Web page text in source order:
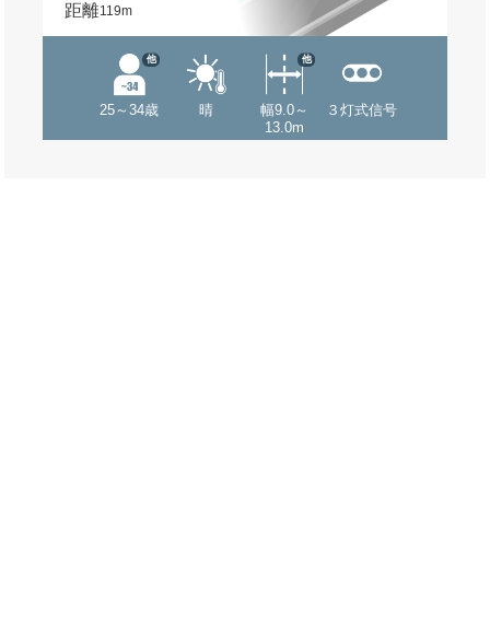
距離119m
25～34歳
他
晴
幅9.0～
13.0m
他
３灯式信号